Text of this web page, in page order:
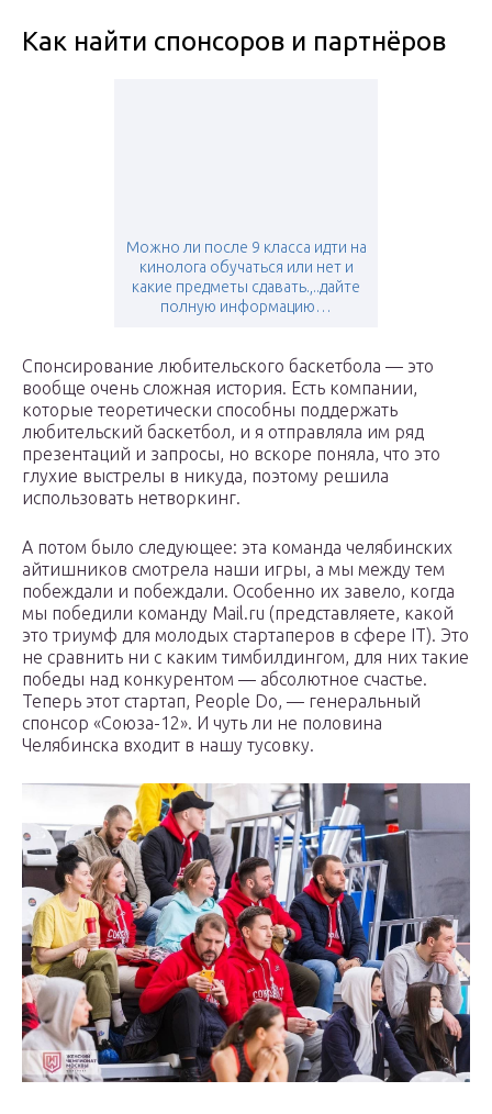
Как найти спонсоров и партнёров
Можно ли после 9 класса идти на
кинолога обучаться или нет и
какие предметы сдавать.,..дайте
полную информацию…
Спонсирование любительского баскетбола — это
вообще очень сложная история. Есть компании,
которые теоретически способны поддержать
любительский баскетбол, и я отправляла им ряд
презентаций и запросы, но вскоре поняла, что это
глухие выстрелы в никуда, поэтому решила
использовать нетворкинг.
А потом было следующее: эта команда челябинских
айтишников смотрела наши игры, а мы между тем
побеждали и побеждали. Особенно их завело, когда
мы победили команду Mail.ru (представляете, какой
это триумф для молодых стартаперов в сфере IT). Это
не сравнить ни с каким тимбилдингом, для них такие
победы над конкурентом — абсолютное счастье.
Теперь этот стартап, People Do, — генеральный
спонсор «Союза-12». И чуть ли не половина
Челябинска входит в нашу тусовку.